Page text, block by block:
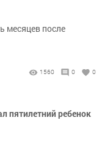
месяцев после
1560 0 0
пятилетний ребенок